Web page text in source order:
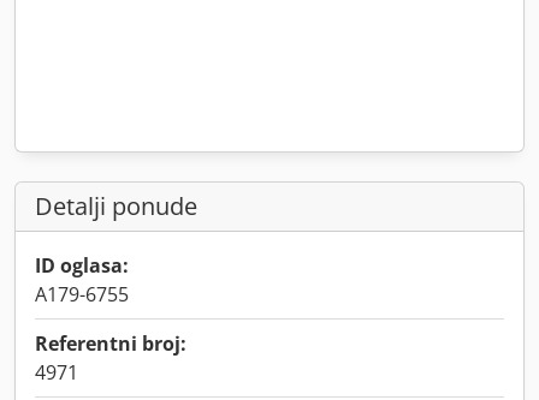
Detalji ponude
ID oglasa:
A179-6755
Referentni broj:
4971